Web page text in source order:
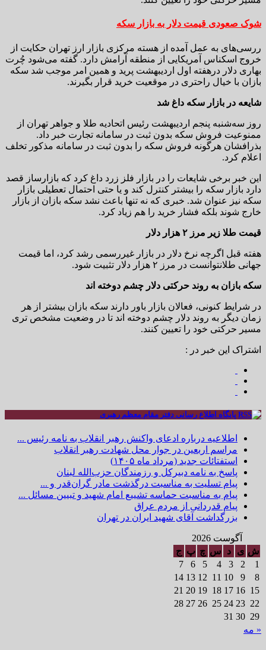
شوک صعودی قیمت دلار به بازار سکه
ررسی‌های به عمل آمده از هسته مرکزی بازار ارز تهران حکایت از
خروج اسکناس آمریکایی از منطقه آرامش دارد. گفته می‌شود چُرت
بهاری دلار درهفته اول اردیبهشت پرید و همین امر موجب شد سکه
بازان با خیال راحتری در موقعیت خرید قرار بگیرند.
شایعه در بازار سکه داغ شد
روز سه‌شنبه پنجم اردیبهشت رئیس اتحادیه طلا و جواهر تهران از
ممنوعیت فروش سکه بدون ثبت در سامانه تجارت خبر داد.
بذرافشان هرگونه فروش سکه را بدون ثبت در سامانه مذکور تخلف
اعلام کرد.
این خبر برخی شایعات را در بازار فلز زرد داغ کرد که بازارساز قصد
دارد بازار سکه را بیشتر کنترل کند و یا حتی احتمال تعطیلی بازار
سکه نیز عنوان شد. خبری که نه تنها باعث نشد سکه بازان از بازار
خارج شوند بلکه فشار خرید را هم زیاد کرد.
قیمت طلا زیر مرز ۲ هزار دلار
هفته قبل اگرچه نرخ دلار در بازار غیررسمی رشد کرد، اما قیمت
جهانی طلانتوانست در مرز ۲ هزار دلار تثبیت شود.
سکه بازان به روند حرکتی دلار چشم دوخته اند
در شرایط کنونی، فعالان بازار باور دارند سکه بازان بیشتر از هر
زمان دیگر به روند دلار چشم دوخته اند تا در وضعیت مشخص تری
مسیر حرکتی خود را تعیین کنند.
اشتراک این خبر در :
پایگاه اطلاع رسانی دفتر مقام معظم رهبری
اطلاعیه درباره ادعای واکنش رهبر انقلاب به نامه رئیس ...
مراسم اربعین در جوار محل شهادت رهبر انقلاب
استفتائات جدید (مرداد ماه ۱۴۰۵)
پاسخ به نامه دبیرکل و رزمندگان حزب‌الله لبنان
پیام تسلیت به مناسبت درگذشت مادر گران‌قدر و ...
پیام به مناسبت حماسه تشییع امام شهید و تبیین مسائل ...
پیام قدردانی از مردم عراق
بزرگداشت آقای شهید ایران در تهران
آگوست 2026
ش ی د س چ پ ج
1
2
3
4
5
6
7
8
9
10
11
12
13
14
15
16
17
18
19
20
21
22
23
24
25
26
27
28
29
30
31
« مه